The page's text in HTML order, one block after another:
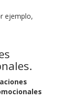
ejemplo,